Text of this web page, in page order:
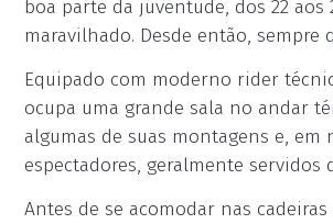
boa parte da juventude, dos 22
maravilhado. Desde então, sempre
Equipado com moderno rider
ocupa uma grande sala no andar
algumas de suas montagens e,
espectadores, geralmente
Antes de se acomodar nas